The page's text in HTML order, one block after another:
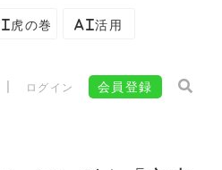
虎の巻 AI活用
ログイン 会員登録